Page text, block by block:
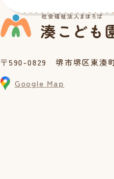
〒590-0829 堺市堺区東湊
Google Map